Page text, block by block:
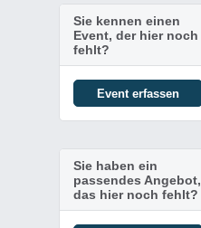
Sie kennen einen
Event, der hier noch
fehlt?
Event erfassen
Sie haben ein
passendes Angebot,
das hier noch fehlt?